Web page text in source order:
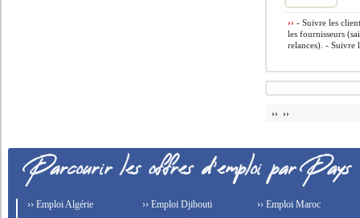
›› - Suivre les
les fournisseurs
relances). - Suivre
›› ››
›› Emploi Algérie
›› Emploi Djibouti
›› Emploi Maroc